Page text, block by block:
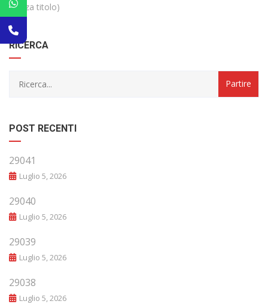
(senza titolo)
RICERCA
POST RECENTI
29041
Luglio 5, 2026
29040
Luglio 5, 2026
29039
Luglio 5, 2026
29038
Luglio 5, 2026